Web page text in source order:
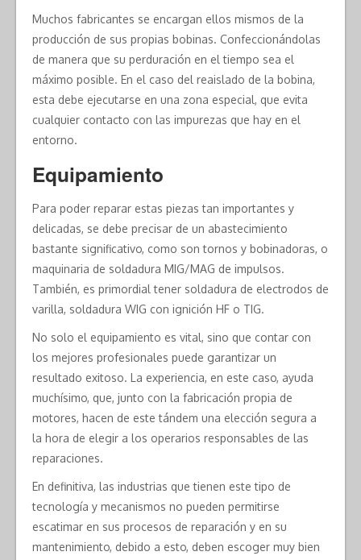
Muchos fabricantes se encargan ellos mismos de la
producción de sus propias bobinas. Confeccionándolas
de manera que su perduración en el tiempo sea el
máximo posible. En el caso del reaislado de la bobina,
esta debe ejecutarse en una zona especial, que evita
cualquier contacto con las impurezas que hay en el
entorno.
Equipamiento
Para poder reparar estas piezas tan importantes y
delicadas, se debe precisar de un abastecimiento
bastante significativo, como son tornos y bobinadoras, o
maquinaria de soldadura MIG/MAG de impulsos.
También, es primordial tener soldadura de electrodos de
varilla, soldadura WIG con ignición HF o TIG.
No solo el equipamiento es vital, sino que contar con
los mejores profesionales puede garantizar un
resultado exitoso. La experiencia, en este caso, ayuda
muchísimo, que, junto con la fabricación propia de
motores, hacen de este tándem una elección segura a
la hora de elegir a los operarios responsables de las
reparaciones.
En definitiva, las industrias que tienen este tipo de
tecnología y mecanismos no pueden permitirse
escatimar en sus procesos de reparación y en su
mantenimiento, debido a esto, deben escoger muy bien